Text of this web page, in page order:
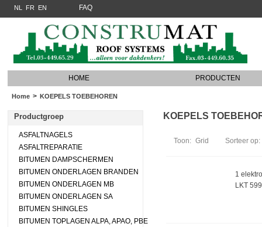
NL FR EN FAQ
HOME PRODUCTEN
Home > KOEPELS TOEBEHOREN
Productgroep
ASFALTNAGELS
ASFALTREPARATIE
BITUMEN DAMPSCHERMEN
BITUMEN ONDERLAGEN BRANDEN
BITUMEN ONDERLAGEN MB
BITUMEN ONDERLAGEN SA
BITUMEN SHINGLES
BITUMEN TOPLAGEN ALPA, APAO, PBE
KOEPELS
Toon: Grid Sorteer op:
1
LKT